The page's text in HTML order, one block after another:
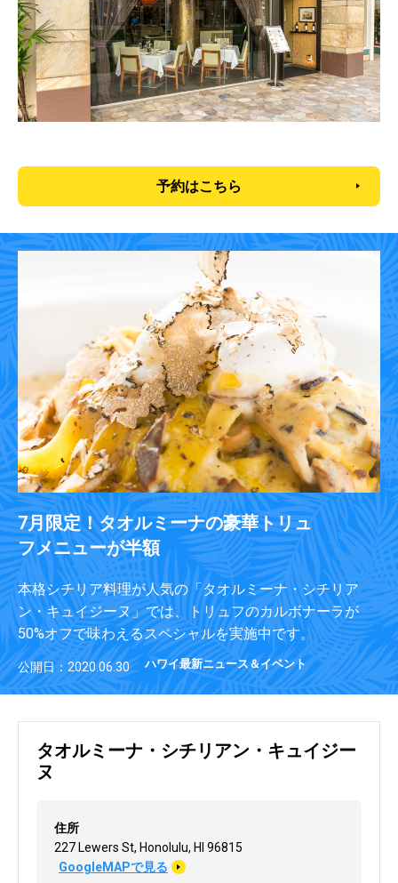
予約はこちら
7月限定！タオルミーナの豪華トリュ
フメニューが半額
本格シチリア料理が人気の「タオルミーナ・シチリア
ン・キュイジーヌ」では、トリュフのカルボナーラが
50%オフで味わえるスペシャルを実施中です。
公開日：2020.06.30 ハワイ最新ニュース＆イベント
タオルミーナ・シチリアン・キュイジー
ヌ
住所
227 Lewers St, Honolulu, HI 96815
GoogleMAPで見る